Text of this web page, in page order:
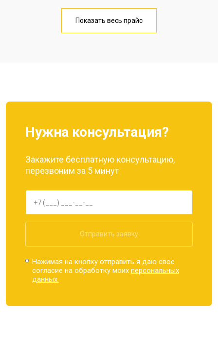
Замена кнопки включения от 1750 ₽
Показать весь прайс
Нужна консультация?
Закажите бесплатную консультацию,
перезвоним за 5 минут
Отправить заявку
Нажимая на кнопку отправить я даю свое
согласие на обработку моихперсональных
данных.